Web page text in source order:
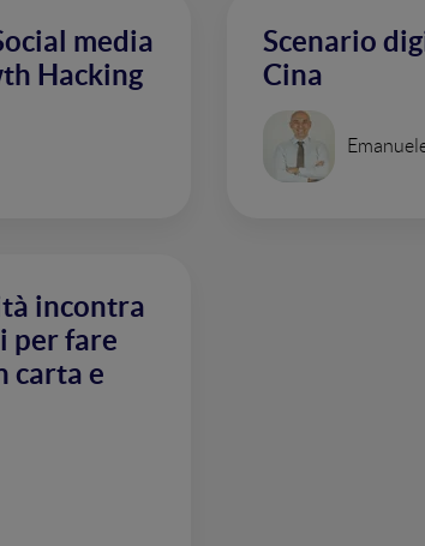
media
Hacking
Scenario
Cina
incontra
per fare
carta e